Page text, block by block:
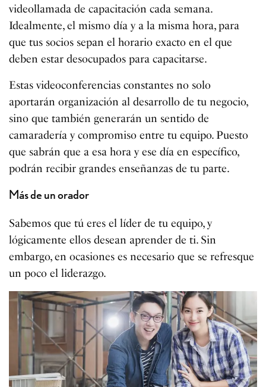
videollamada de capacitación cada semana.
Idealmente, el mismo día y a la misma hora, para
que tus socios sepan el horario exacto en el que
deben estar desocupados para capacitarse.
Estas videoconferencias constantes no solo
aportarán organización al desarrollo de tu negocio,
sino que también generarán un sentido de
camaradería y compromiso entre tu equipo. Puesto
que sabrán que a esa hora y ese día en específico,
podrán recibir grandes enseñanzas de tu parte.
Más de un orador
Sabemos que tú eres el líder de tu equipo, y
lógicamente ellos desean aprender de ti. Sin
embargo, en ocasiones es necesario que se refresque
un poco el liderazgo.